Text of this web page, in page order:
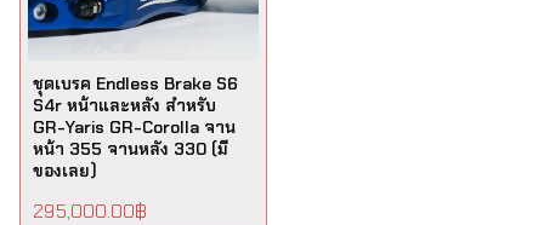
ชุดเบรค Endless Brake S6
S4r หน้าและหลัง สำหรับ
GR-Yaris GR-Corolla จาน
หน้า 355 จานหลัง 330 (มี
ของเลย)
295,000.00฿